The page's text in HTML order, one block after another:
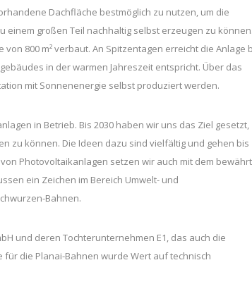
Dachfläche bestmöglich zu nutzen, um die
großen Teil nachhaltig selbst erzeugen zu können.
800 m² verbaut. An Spitzentagen erreicht die Anlage
in der warmen Jahreszeit entspricht. Über das
mit Sonnenenergie selbst produziert werden.
in Betrieb. Bis 2030 haben wir uns das Ziel gesetzt,
zu können. Die Ideen dazu sind vielfältig und gehen bis
Photovoltaikanlagen setzen wir auch mit dem
ein Zeichen im Bereich Umwelt- und
Bahnen.
und deren Tochterunternehmen E1, das auch die
die Planai-Bahnen wurde Wert auf technisch